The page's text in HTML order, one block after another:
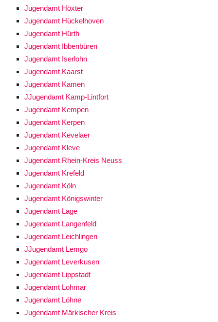
Jugendamt Höxter
Jugendamt Hückelhoven
Jugendamt Hürth
Jugendamt Ibbenbüren
Jugendamt Iserlohn
Jugendamt Kaarst
Jugendamt Kamen
JJugendamt Kamp-Lintfort
Jugendamt Kempen
Jugendamt Kerpen
Jugendamt Kevelaer
Jugendamt Kleve
Jugendamt Rhein-Kreis Neuss
Jugendamt Krefeld
Jugendamt Köln
Jugendamt Königswinter
Jugendamt Lage
Jugendamt Langenfeld
Jugendamt Leichlingen
JJugendamt Lemgo
Jugendamt Leverkusen
Jugendamt Lippstadt
Jugendamt Lohmar
Jugendamt Löhne
Jugendamt Märkischer Kreis